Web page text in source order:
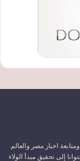
اخبار مصر والعالم
إلى تحقيق مبدأ الولاء